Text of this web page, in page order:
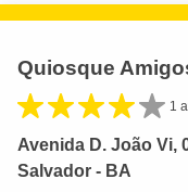
Quiosque
1
Avenida D. João Vi,
Salvador - BA